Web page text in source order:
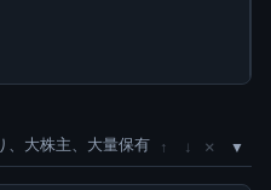
、大株主、大量保有 ↑ ↓ ×